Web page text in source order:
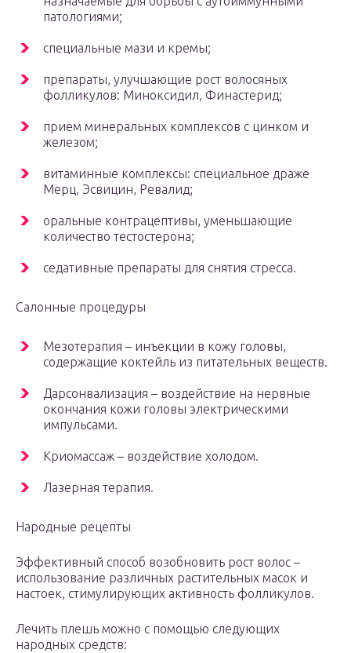
патологиями;
специальные мази и кремы;
препараты, улучшающие рост волосяных
фолликулов: Миноксидил, Финастерид;
прием минеральных комплексов с цинком и
железом;
витаминные комплексы: специальное драже
Мерц, Эсвицин, Ревалид;
оральные контрацептивы, уменьшающие
количество тестостерона;
седативные препараты для снятия стресса.
Салонные процедуры
Мезотерапия – инъекции в кожу головы,
содержащие коктейль из питательных веществ.
Дарсонвализация – воздействие на нервные
окончания кожи головы электрическими
импульсами.
Криомассаж – воздействие холодом.
Лазерная терапия.
Народные рецепты
Эффективный способ возобновить рост волос –
использование различных растительных масок и
настоек, стимулирующих активность фолликулов.
Лечить плешь можно с помощью следующих
народных средств: